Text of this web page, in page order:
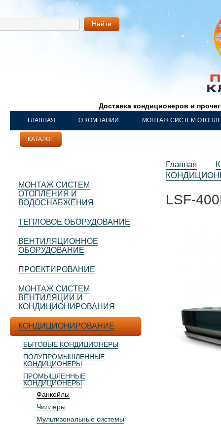
Найти
Доставка кондиционеров и
ГЛАВНАЯ О КОМПАНИИ МОНТАЖ СИСТЕМ
КАТАЛОГ
МОНТАЖ СИСТЕМ
ОТОПЛЕНИЯ И
ВОДОСНАБЖЕНИЯ
ТЕПЛОВОЕ ОБОРУДОВАНИЕ
ВЕНТИЛЯЦИОННОЕ
ОБОРУДОВАНИЕ
ПРОЕКТИРОВАНИЕ
МОНТАЖ СИСТЕМ
ВЕНТИЛЯЦИИ И
КОНДИЦИОНИРОВАНИЯ
КОНДИЦИОНИРОВАНИЕ
БЫТОВЫЕ КОНДИЦИОНЕРЫ
ПОЛУПРОМЫШЛЕННЫЕ
КОНДИЦИОНЕРЫ
ПРОМЫШЛЕННЫЕ
КОНДИЦИОНЕРЫ
Фанкойлы
Чиллеры
Мультизональные системы
Главная
LSF-